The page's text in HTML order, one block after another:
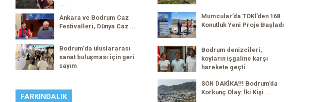
...
Ankara ve Bodrum Caz
Festivalleri, Dünya Caz ...
Bodrum'da uluslararası
sanat buluşması için geri
sayım
FARKINDALIK
Mumcular’da TOKİ’den 168
Konutluk Yeni Proje Başladı
Bodrum denizcileri,
koyların işgaline karşı
harekete geçti
SON DAKİKA!!! Bodrum’da
Korkunç Olay: İki Kişi ...